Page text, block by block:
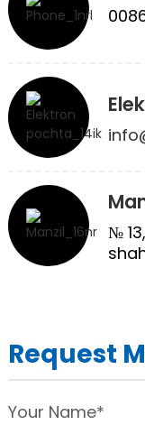
№
Request
Your Name*